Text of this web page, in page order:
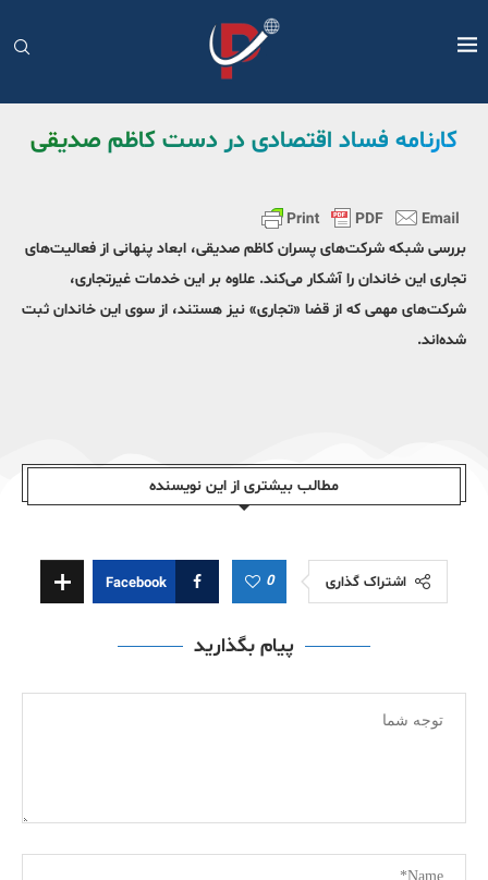
کارنامه فساد اقتصادی در دست کاظم صدیقی
بررسی شبکه شرکت‌های پسران کاظم صدیقی، ابعاد پنهانی از فعالیت‌های
تجاری این خاندان را آشکار می‌کند. علاوه بر این خدمات غیرتجاری،
شرکت‌های مهمی که از قضا «تجاری» نیز هستند، از سوی این خاندان ثبت
شده‌اند.
مطالب بیشتری از این نویسندە
اشتراک گذاری 0
Facebook
پیام بگذارید